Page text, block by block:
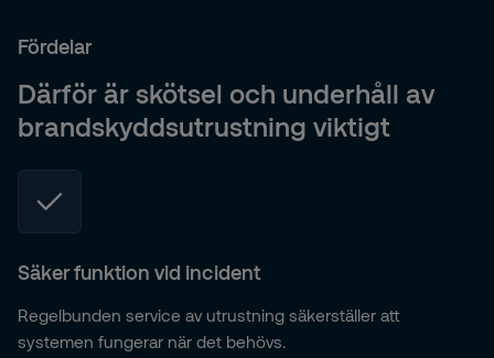
Fördelar
Därför är skötsel och underhåll av
brandskyddsutrustning viktigt
Säker funktion vid incident
Regelbunden service av utrustning säkerställer att
systemen fungerar när det behövs.